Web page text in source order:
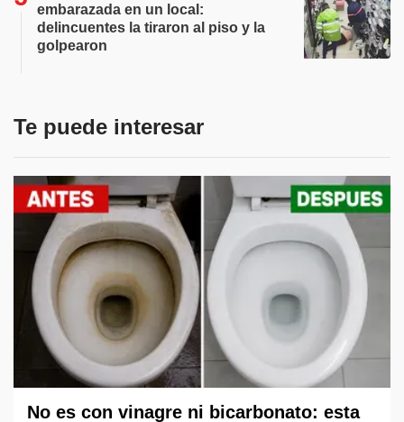
embarazada en un local:
delincuentes la tiraron al piso y la
golpearon
Te puede interesar
No es con vinagre ni bicarbonato: esta